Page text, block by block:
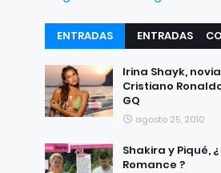
ENTRADAS
RECIENTES
ENTRADAS
Irina Shayk,
Cristiano
GQ
agosto 25, 2010
Shakira y Piqué,
Romance ?